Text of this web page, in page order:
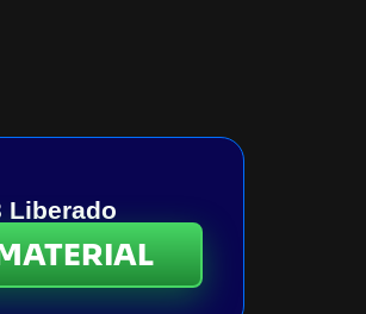
Liberado